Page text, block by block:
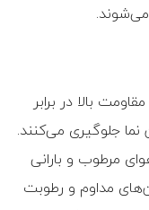
می‌شوند.
بالا در برابر
نما جلوگیری می‌کنند.
مرطوب و بارانی
مداوم و رطوبت